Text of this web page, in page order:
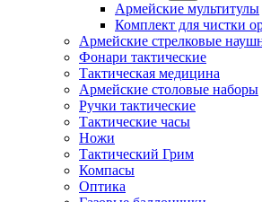
Армейские мультитулы
Комплект для чистки
Армейские стрелковые
Фонари тактические
Тактическая медицина
Армейские столовые наборы
Ручки тактические
Тактические часы
Ножи
Тактический Грим
Компасы
Оптика